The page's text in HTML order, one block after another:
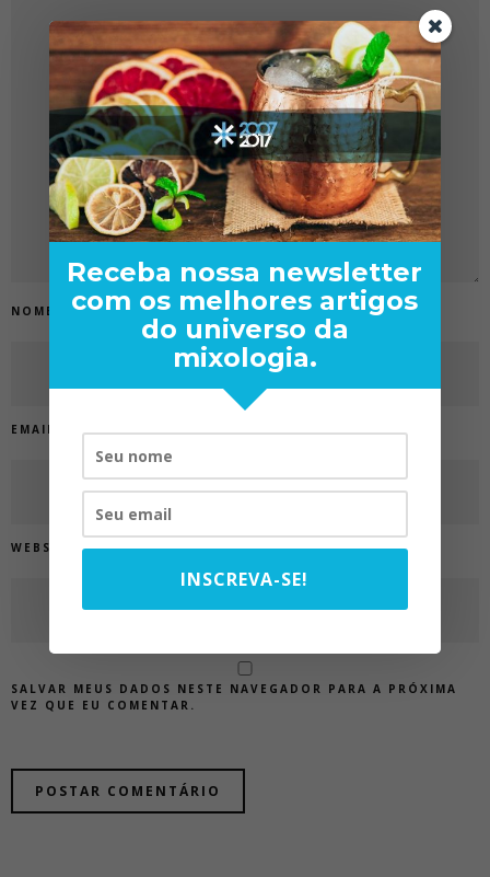
NOME
EMAIL
WEBSITE
SALVAR MEUS DADOS NESTE NAVEGADOR PARA A PRÓXIMA
VEZ QUE EU COMENTAR.
Receba nossa newsletter
com os melhores artigos
do universo da
mixologia.
INSCREVA-SE!